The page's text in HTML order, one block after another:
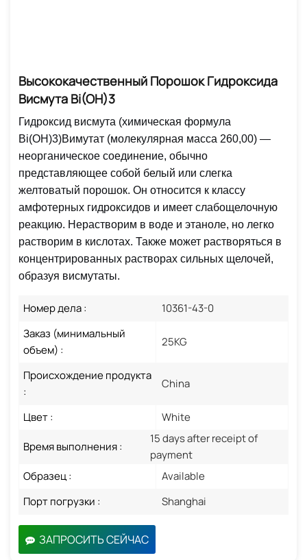
Высококачественный Порошок Гидроксида
Висмута Bi(OH)3
Гидроксид висмута (химическая формула
Bi(OH)3)Вимутат (молекулярная масса 260,00) —
неорганическое соединение, обычно
представляющее собой белый или слегка
желтоватый порошок. Он относится к классу
амфотерных гидроксидов и имеет слабощелочную
реакцию. Нерастворим в воде и этаноле, но легко
растворим в кислотах. Также может растворяться в
концентрированных растворах сильных щелочей,
образуя висмутаты.
Номер дела :
10361-43-0
Заказ (минимальный
объем) :
25KG
Происхождение продукта
:
China
Цвет : White
Время выполнения :
15 days after receipt of
payment
Образец :
Available
Порт погрузки :
Shanghai
ЗАПРОСИТЬ СЕЙЧАС